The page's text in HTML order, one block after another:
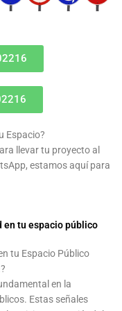
Espacio?
llevar tu proyecto al
estamos aquí para
en tu espacio público
tu Espacio Público
en la
Estas señales